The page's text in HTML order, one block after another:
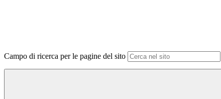
Campo di ricerca per le pagine del sito